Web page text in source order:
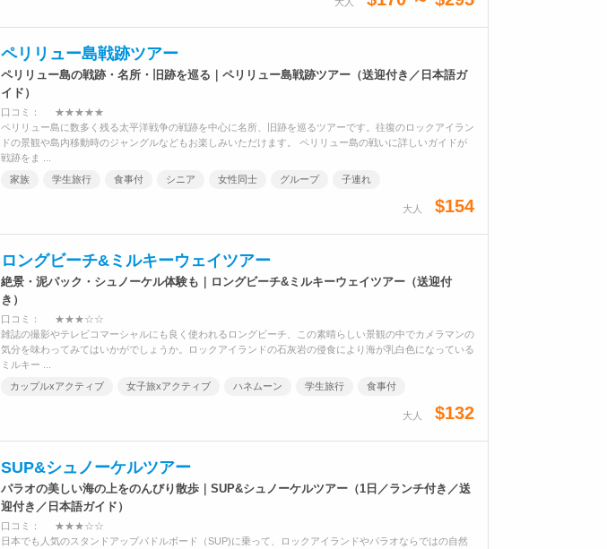
ペリリュー島戦跡ツアー
ペリリュー島の戦跡・名所・旧跡を巡る｜ペリリュー島戦跡ツアー（送迎付き／日本語ガ
イド）
口コミ：
★★★★★
ペリリュー島に数多く残る太平洋戦争の戦跡を中心に名所、旧跡を巡るツアーです。往復のロックアイラン
ドの景観や島内移動時のジャングルなどもお楽しみいただけます。 ペリリュー島の戦いに詳しいガイドが
戦跡をま ...
家族
学生旅行 食事付 シニア 女性同士 グループ 子連れ
大人 $154
ロングビーチ&ミルキーウェイツアー
絶景・泥パック・シュノーケル体験も｜ロングビーチ&ミルキーウェイツアー（送迎付
き）
口コミ：
★★★☆☆
雑誌の撮影やテレビコマーシャルにも良く使われるロングビーチ、この素晴らしい景観の中でカメラマンの
気分を味わってみてはいかがでしょうか。ロックアイランドの石灰岩の侵食により海が乳白色になっている
ミルキー ...
カップルxアクティブ
女子旅xアクティブ ハネムーン 学生旅行 食事付
大人 $132
SUP&シュノーケルツアー
パラオの美しい海の上をのんびり散歩｜SUP&シュノーケルツアー（1日／ランチ付き／送
迎付き／日本語ガイド）
口コミ：
★★★☆☆
日本でも人気のスタンドアップパドルボード（SUP)に乗って、ロックアイランドやパラオならではの自然